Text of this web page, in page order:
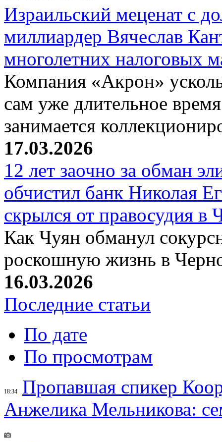
Израильский меценат с
миллиардер Вячеслав
многолетних налоговых
Компания «Акрон»
сам уже длительное
занимается
17.03.2026
12 лет заочно за обман
обчистил банк Николая
скрылся от правосудия в
Как Чуян обманул
роскошную жизнь в
16.03.2026
Последние статьи
По дате
По просмотрам
18:34
Пропавшая спикер
Анжелика Мельникова: